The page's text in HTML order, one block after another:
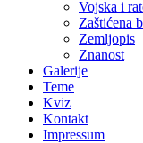
Vojska i
Zaštićena
Zemljopis
Znanost
Galerije
Teme
Kviz
Kontakt
Impressum